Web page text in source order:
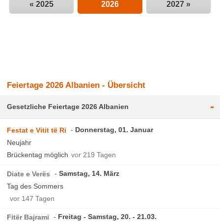
« 2025 2026 2027 »
Feiertage 2026 Albanien - Übersicht
Gesetzliche Feiertage 2026 Albanien -
Festat e Vitit të Ri
Donnerstag, 01. Januar
Neujahr
Brückentag möglich vor 219 Tagen
Diate e Verës
Samstag, 14. März
Tag des Sommers
vor 147 Tagen
Fitër Bajrami
Freitag - Samstag, 20. - 21.03.